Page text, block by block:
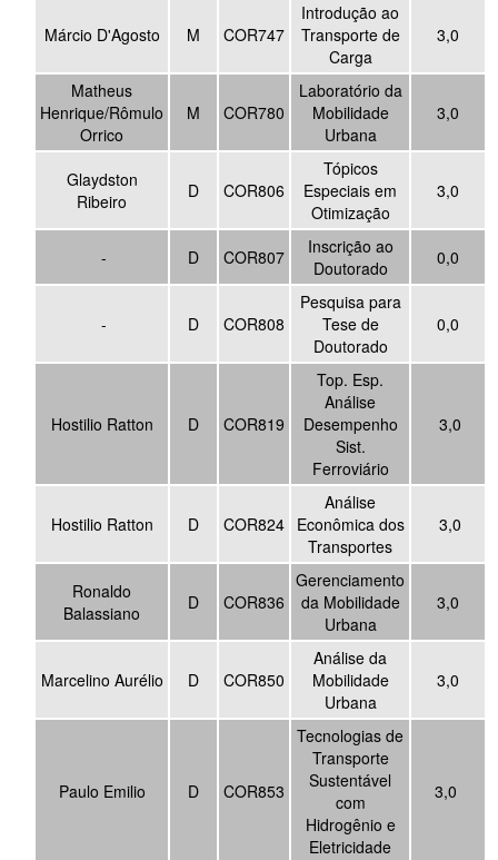
Márcio D'Agosto M COR747
Introdução ao
Transporte de
Carga
3,0
Matheus
Henrique/Rômulo
Orrico
M COR780
Laboratório da
Mobilidade
Urbana
3,0
Glaydston
Ribeiro
D COR806
Tópicos
Especiais em
Otimização
3,0
- D COR807
Inscrição ao
Doutorado
0,0
- D COR808
Pesquisa para
Tese de
Doutorado
0,0
Hostilio Ratton D COR819
Top. Esp.
Análise
Desempenho
Sist.
Ferroviário
3,0
Hostilio Ratton D COR824
Análise
Econômica dos
Transportes
3,0
Ronaldo
Balassiano
D COR836
Gerenciamento
da Mobilidade
Urbana
3,0
Marcelino Aurélio D COR850
Análise da
Mobilidade
Urbana
3,0
Paulo Emilio D COR853
Tecnologias de
Transporte
Sustentável
com
Hidrogênio e
Eletricidade
3,0